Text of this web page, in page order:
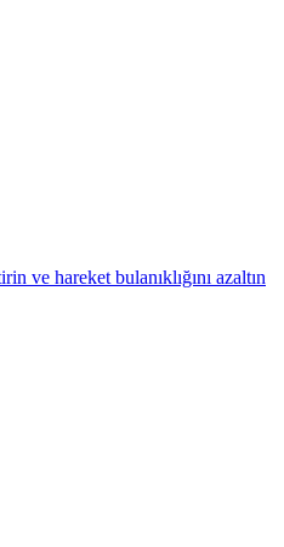
ve hareket bulanıklığını azaltın